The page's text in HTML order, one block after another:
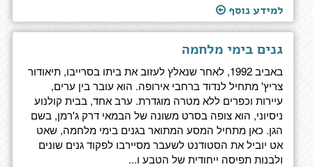
למידע נוסף
גנים בימי מלחמה
באביב 1992, לאחר שנאלץ לעזוב את ביתו בסרייבו, תיאודור
צריץ' מתחיל לנדוד ברחבי אירופה. הוא עובר בין ערים,
עיירות וכפרים ללא מטרה מוגדרת. ערב אחד, בבית קולנוע
ניסיוני, הוא צופה בסרט משונה של הבמאי דרק ג'רמן, בשם
הגן. כאן מתחיל המסע המתואר בגנים בימי מלחמה, שאט
אט יוביל את הסטודנט לשעבר מסיירבו לפקוד גנים שונים
ולבנות תפיסה ייחודית של הטבע ו...